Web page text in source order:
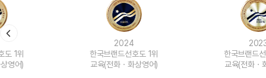
한국브랜드선호도 1위
교육(전화ㆍ화상영어)
한국브랜드선호도 1위
교육(전화ㆍ화상영어)